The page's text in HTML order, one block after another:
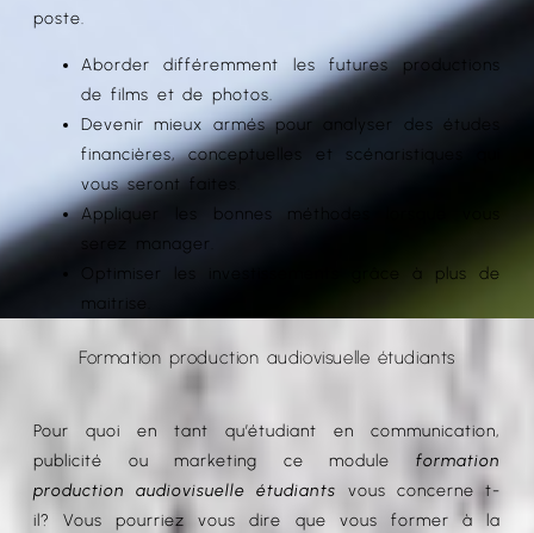
poste.
Aborder différemment les futures productions
de films et de photos.
Devenir mieux armés pour analyser des études
financières, conceptuelles et scénaristiques qui
vous seront faites.
Appliquer les bonnes méthodes lorsque vous
serez manager.
Optimiser les investissements grâce à plus de
maitrise.
Formation production audiovisuelle étudiants
Pour quoi en tant qu’étudiant en communication,
publicité ou marketing ce module formation
production audiovisuelle étudiants vous concerne t-
il? Vous pourriez vous dire que vous former à la